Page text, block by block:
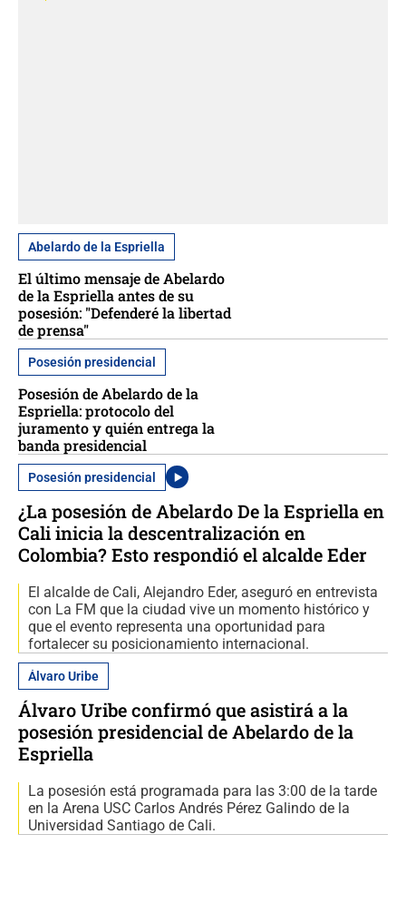
Abelardo de la Espriella
El último mensaje de Abelardo
de la Espriella antes de su
posesión: "Defenderé la libertad
de prensa"
Posesión presidencial
Posesión de Abelardo de la
Espriella: protocolo del
juramento y quién entrega la
banda presidencial
Posesión presidencial
¿La posesión de Abelardo De la Espriella en
Cali inicia la descentralización en
Colombia? Esto respondió el alcalde Eder
El alcalde de Cali, Alejandro Eder, aseguró en entrevista
con La FM que la ciudad vive un momento histórico y
que el evento representa una oportunidad para
fortalecer su posicionamiento internacional.
Álvaro Uribe
Álvaro Uribe confirmó que asistirá a la
posesión presidencial de Abelardo de la
Espriella
La posesión está programada para las 3:00 de la tarde
en la Arena USC Carlos Andrés Pérez Galindo de la
Universidad Santiago de Cali.